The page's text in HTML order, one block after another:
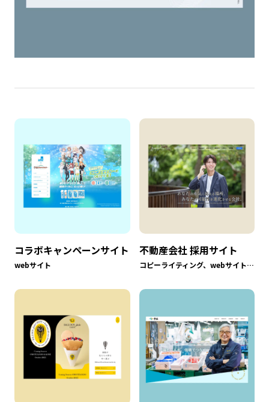
コラボキャンペーンサイト
webサイト
不動産会社 採用サイト
コピーライティング、webサイト、撮影